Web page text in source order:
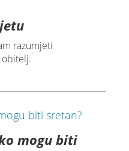
razumjeti
obitelj.
mogu biti